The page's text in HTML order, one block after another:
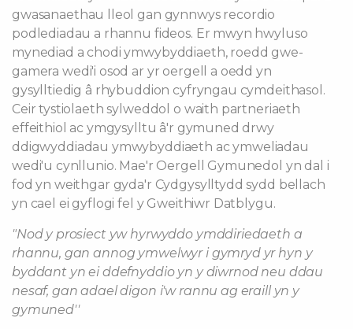
gwasanaethau lleol gan gynnwys recordio
podlediadau a rhannu fideos. Er mwyn hwyluso
mynediad a chodi ymwybyddiaeth, roedd gwe-
gamera wedi'i osod ar yr oergell a oedd yn
gysylltiedig â rhybuddion cyfryngau cymdeithasol.
Ceir tystiolaeth sylweddol o waith partneriaeth
effeithiol ac ymgysylltu â'r gymuned drwy
ddigwyddiadau ymwybyddiaeth ac ymweliadau
wedi'u cynllunio. Mae'r Oergell Gymunedol yn dal i
fod yn weithgar gyda'r Cydgysylltydd sydd bellach
yn cael ei gyflogi fel y Gweithiwr Datblygu.
"Nod y prosiect yw hyrwyddo ymddiriedaeth a
rhannu, gan annog ymwelwyr i gymryd yr hyn y
byddant yn ei ddefnyddio yn y diwrnod neu ddau
nesaf, gan adael digon i'w rannu ag eraill yn y
gymuned''